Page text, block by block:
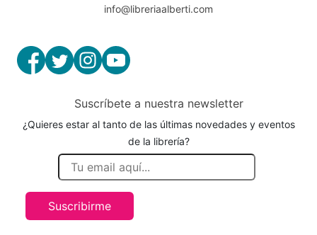
info@libreriaalberti.com
Suscríbete a nuestra newsletter
¿Quieres estar al tanto de las últimas novedades y eventos
de la librería?
Suscribirme